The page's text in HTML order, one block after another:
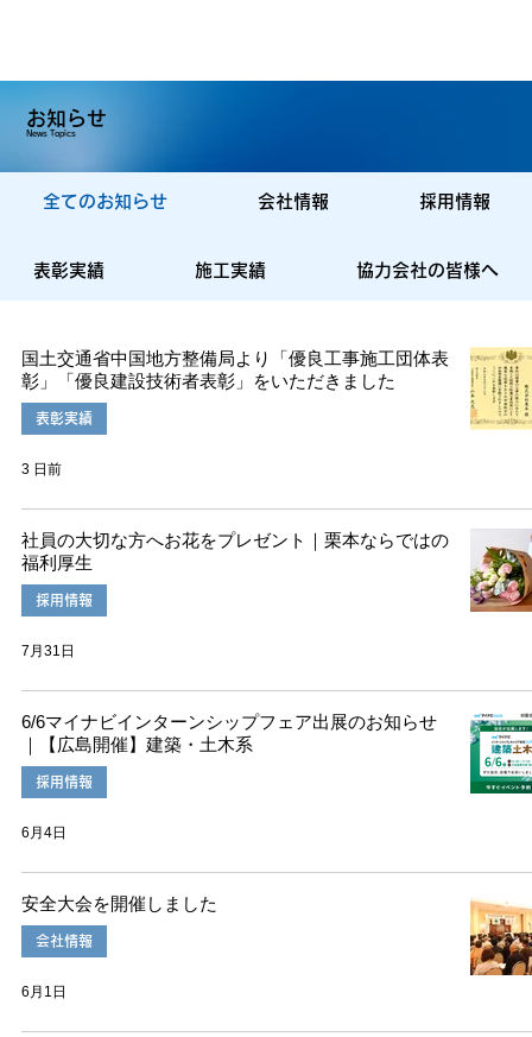
News Topics
お知らせ
全てのお知らせ 会社情報 採用情報
表彰実績 施工実績 協力会社の皆様へ
国土交通省中国地方整備局より「優良工事施工団体表
彰」「優良建設技術者表彰」をいただきました
表彰実績
3 日前
社員の大切な方へお花をプレゼント｜栗本ならではの
福利厚生
採用情報
7月31日
6/6マイナビインターンシップフェア出展のお知らせ
｜【広島開催】建築・土木系
採用情報
6月4日
安全大会を開催しました
会社情報
6月1日